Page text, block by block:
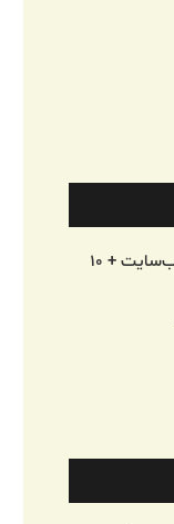
سه ماه دسترسی به تمامی مطالب وب‌سایت + ۱۰